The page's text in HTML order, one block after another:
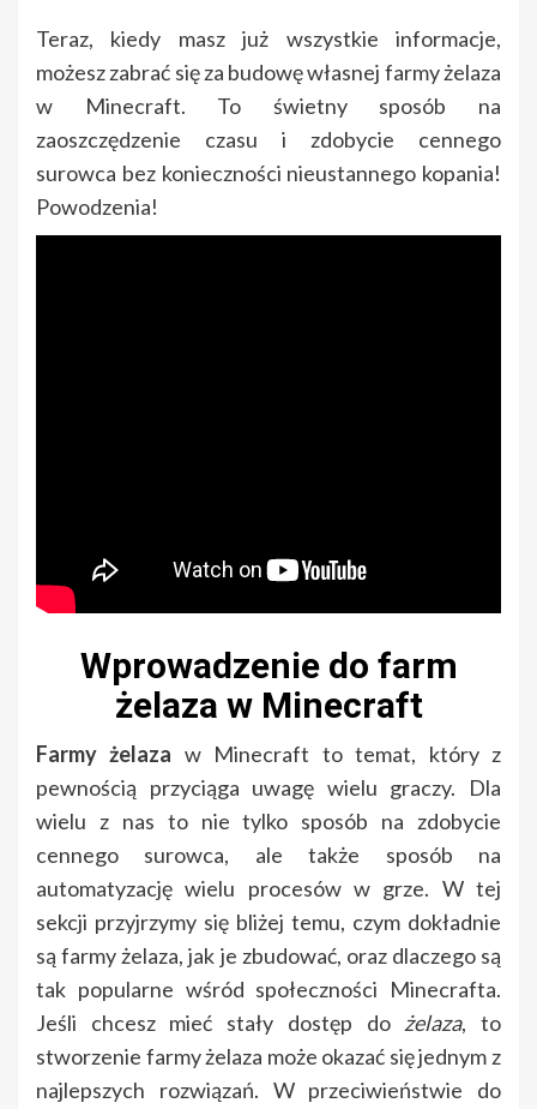
Teraz, kiedy masz już wszystkie informacje,
możesz zabrać się za budowę własnej farmy żelaza
w Minecraft. To świetny sposób na
zaoszczędzenie czasu i zdobycie cennego
surowca bez konieczności nieustannego kopania!
Powodzenia!
Wprowadzenie do farm
żelaza w Minecraft
Farmy żelaza w Minecraft to temat, który z
pewnością przyciąga uwagę wielu graczy. Dla
wielu z nas to nie tylko sposób na zdobycie
cennego surowca, ale także sposób na
automatyzację wielu procesów w grze. W tej
sekcji przyjrzymy się bliżej temu, czym dokładnie
są farmy żelaza, jak je zbudować, oraz dlaczego są
tak popularne wśród społeczności Minecrafta.
Jeśli chcesz mieć stały dostęp do żelaza, to
stworzenie farmy żelaza może okazać się jednym z
najlepszych rozwiązań. W przeciwieństwie do